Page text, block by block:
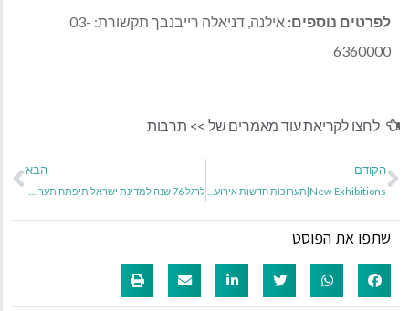
לפרטים נוספים:
אילנה, דניאלה רייבנבך תקשורת: 03-
6360000
לחצו לקריאת עוד מאמרים של >> תרבות
הקודם הבא
שתפו את הפוסט